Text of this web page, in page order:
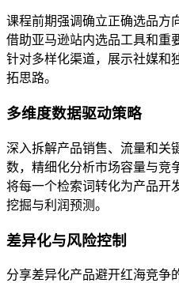
课程前期强调确立正确选品方
借助亚马逊站内选品工具和重
针对多样化渠道，展示社媒和
拓思路。
多维度数据驱动策略
深入拆解产品销售、流量和关
数，精细化分析市场容量与竞
将每一个检索词转化为产品开
挖掘与利润预测。
差异化与风险控制
分享差异化产品避开红海竞争